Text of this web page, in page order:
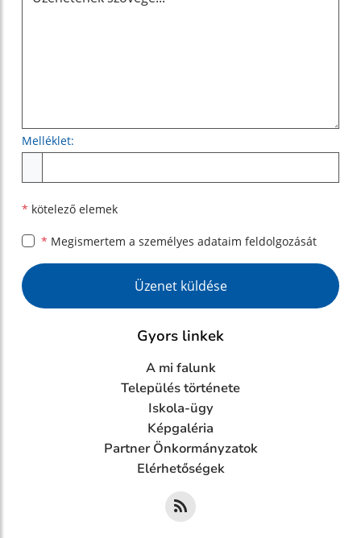
Melléklet:
* kötelező elemek
* Megismertem a személyes adataim feldolgozását
Google reCaptcha Response
Üzenet küldése
Gyors linkek
A mi falunk
Település története
Iskola-ügy
Képgaléria
Partner Önkormányzatok
Elérhetőségek